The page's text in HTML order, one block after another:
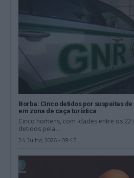
Borba: Cinco detidos por suspeitas
em zona de caça turística
Cinco homens, com idades entre os 22
detidos pela...
24 Julho, 2026 - 09:43